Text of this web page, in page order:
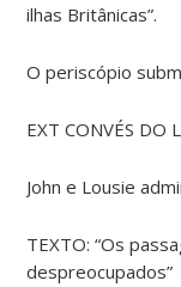
ilhas Britânicas”.
O periscópio
EXT CONVÉS DO
John e Lousie
TEXTO: “Os
despreocupados”